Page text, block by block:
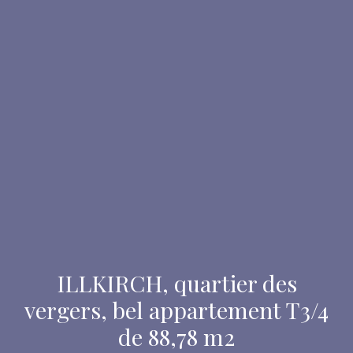
ILLKIRCH, quartier des
vergers, bel appartement T3/4
de 88,78 m2